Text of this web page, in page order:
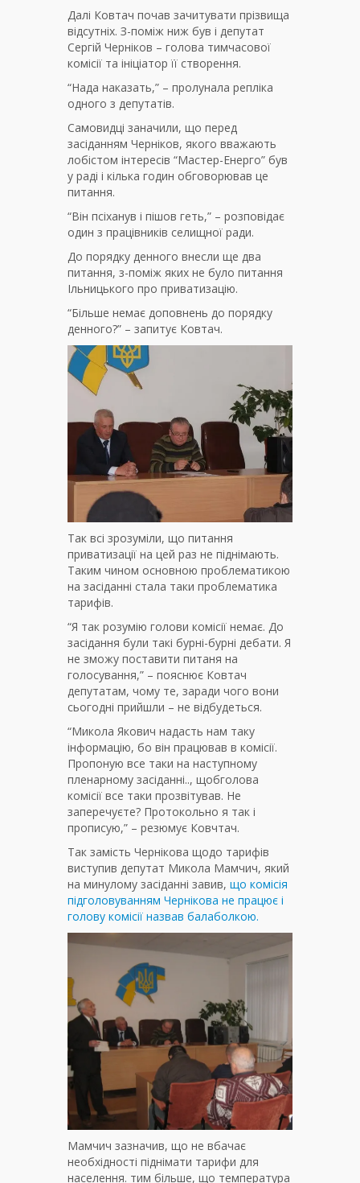
Далі Ковтач почав зачитувати прізвища
відсутніх. З-поміж ниж був і депутат
Сергій Черніков – голова тимчасової
комісії та ініціатор її створення.
“Нада наказать,” – пролунала репліка
одного з депутатів.
Самовидці заначили, що перед
засіданням Черніков, якого вважають
лобістом інтересів “Мастер-Енерго” був
у раді і кілька годин обговорював це
питання.
“Він псіханув і пішов геть,” – розповідає
один з працівників селищної ради.
До порядку денного внесли ще два
питання, з-поміж яких не було питання
Ільницького про приватизацію.
“Більше немає доповнень до порядку
денного?” – запитує Ковтач.
Так всі зрозуміли, що питання
приватизації на цей раз не піднімають.
Таким чином основною проблематикою
на засіданні стала таки проблематика
тарифів.
“Я так розумію голови комісії немає. До
засідання були такі бурні-бурні дебати. Я
не зможу поставити питаня на
голосування,” – пояснює Ковтач
депутатам, чому те, заради чого вони
сьогодні прийшли – не відбудеться.
“Микола Якович надасть нам таку
інформацію, бо він працював в комісії.
Пропоную все таки на наступному
пленарному засіданні.., щобголова
комісії все таки прозвітував. Не
заперечуєте? Протокольно я так і
прописую,” – резюмує Ковчтач.
Так замість Чернікова щодо тарифів
виступив депутат Микола Мамчич, який
на минулому засіданні завив, що комісія
підголовуванням Чернікова не працює і
голову комісії назвав балаболкою.
Мамчич зазначив, що не вбачає
необхідності піднімати тарифи для
населення. тим більше, що температура